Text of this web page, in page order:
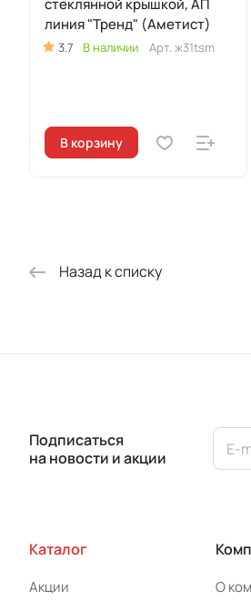
стеклянной крышкой, АП
линия "Тренд" (Аметист)
3.7 В наличии Арт. ж31tsm
В корзину
Назад к списку
Подписаться
на новости и акции
Каталог
Акции
О